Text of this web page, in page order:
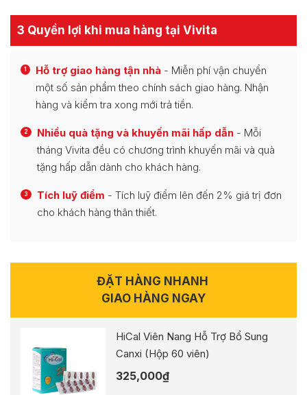
3 Quyền lợi khi mua hàng tại Vivita
1 Hỗ trợ giao hàng tận nhà - Miễn phí vận chuyển
một số sản phẩm theo chính sách giao hàng. Nhận
hàng và kiểm tra xong mới trả tiền.
2 Nhiều quà tặng và khuyến mãi hấp dẫn - Mỗi
tháng Vivita đều có chương trình khuyến mãi và quà
tặng hấp dẫn dành cho khách hàng.
3 Tích luỹ điểm - Tích luỹ điểm lên đến 2% giá trị đơn
cho khách hàng thân thiết.
ĐẶT HÀNG NHANH
GIAO HÀNG NGAY
HiCal Viên Nang Hỗ Trợ Bổ Sung
Canxi (Hộp 60 viên)
325,000₫